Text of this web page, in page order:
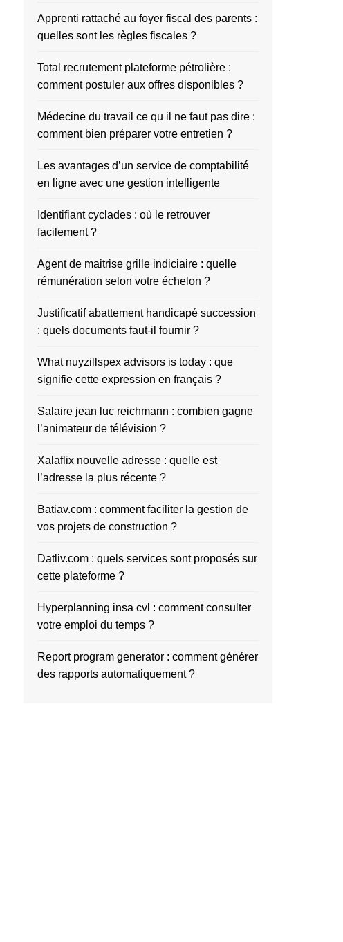
Apprenti rattaché au foyer fiscal des parents :
quelles sont les règles fiscales ?
Total recrutement plateforme pétrolière :
comment postuler aux offres disponibles ?
Médecine du travail ce qu il ne faut pas dire :
comment bien préparer votre entretien ?
Les avantages d’un service de comptabilité
en ligne avec une gestion intelligente
Identifiant cyclades : où le retrouver
facilement ?
Agent de maitrise grille indiciaire : quelle
rémunération selon votre échelon ?
Justificatif abattement handicapé succession
: quels documents faut-il fournir ?
What nuyzillspex advisors is today : que
signifie cette expression en français ?
Salaire jean luc reichmann : combien gagne
l’animateur de télévision ?
Xalaflix nouvelle adresse : quelle est
l’adresse la plus récente ?
Batiav.com : comment faciliter la gestion de
vos projets de construction ?
Datliv.com : quels services sont proposés sur
cette plateforme ?
Hyperplanning insa cvl : comment consulter
votre emploi du temps ?
Report program generator : comment générer
des rapports automatiquement ?